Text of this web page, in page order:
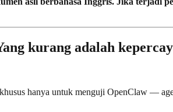
kurang adalah
hanya untuk menguji OpenClaw —